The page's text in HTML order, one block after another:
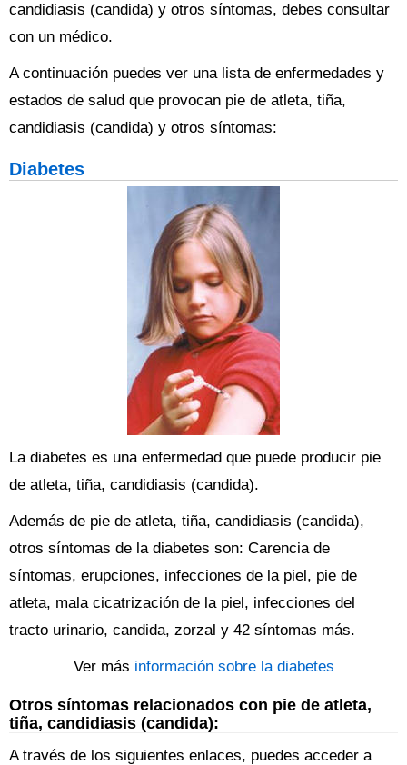
candidiasis (candida) y otros síntomas, debes consultar
con un médico.
A continuación puedes ver una lista de enfermedades y
estados de salud que provocan pie de atleta, tiña,
candidiasis (candida) y otros síntomas:
Diabetes
La diabetes es una enfermedad que puede producir pie
de atleta, tiña, candidiasis (candida).
Además de pie de atleta, tiña, candidiasis (candida),
otros síntomas de la diabetes son: Carencia de
síntomas, erupciones, infecciones de la piel, pie de
atleta, mala cicatrización de la piel, infecciones del
tracto urinario, candida, zorzal y 42 síntomas más.
Ver más información sobre la diabetes
Otros síntomas relacionados con pie de atleta,
tiña, candidiasis (candida):
A través de los siguientes enlaces, puedes acceder a